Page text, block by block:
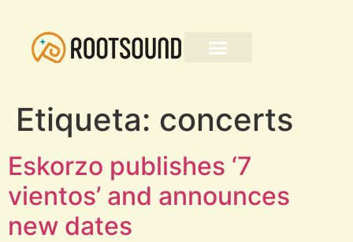
Etiqueta: concerts
Eskorzo publishes ‘7
vientos’ and announces
new dates